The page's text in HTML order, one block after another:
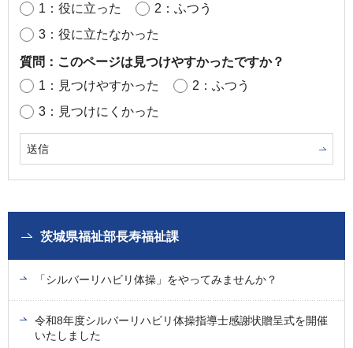
1：役に立った
2：ふつう
3：役に立たなかった
質問：このページは見つけやすかったですか？
1：見つけやすかった
2：ふつう
3：見つけにくかった
茨城県福祉部長寿福祉課
「シルバーリハビリ体操」をやってみませんか？
令和8年度シルバーリハビリ体操指導士感謝状贈呈式を開催
いたしました